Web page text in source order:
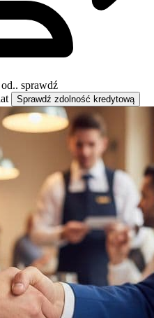
sprawdź
Sprawdź zdolność kredytową